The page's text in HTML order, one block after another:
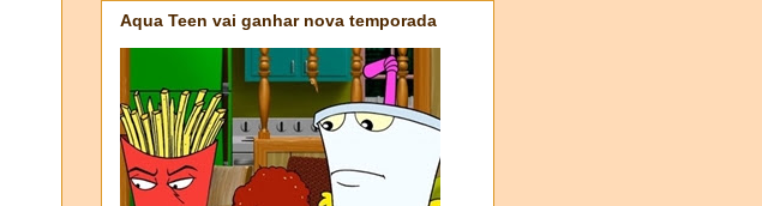
Aqua Teen vai ganhar nova temporada